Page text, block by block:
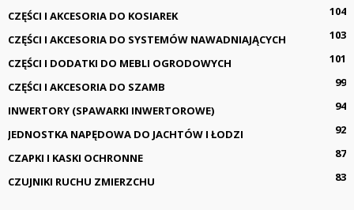
CZĘŚCI I AKCESORIA DO KOSIAREK
104
CZĘŚCI I AKCESORIA DO SYSTEMÓW NAWADNIAJĄCYCH
103
CZĘŚCI I DODATKI DO MEBLI OGRODOWYCH
101
CZĘŚCI I AKCESORIA DO SZAMB
99
INWERTORY (SPAWARKI INWERTOROWE)
94
JEDNOSTKA NAPĘDOWA DO JACHTÓW I ŁODZI
92
CZAPKI I KASKI OCHRONNE
87
CZUJNIKI RUCHU ZMIERZCHU
83